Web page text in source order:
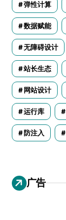
弹性计算
数据赋能
无障碍设计
站长生态
网站设计
运行库
防注入
广告